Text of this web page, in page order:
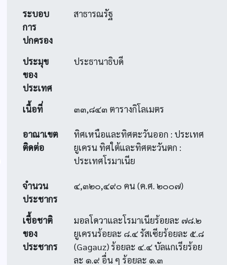
ระบอบ
การ
ปกครอง
สาธารณรัฐ
ประมุข
ของ
ประเทศ
ประธานาธิบดี
เนื้อที่ ๓๓,๘๔๓ ตารางกิโลเมตร
อาณาเขต
ติดต่อ
ทิศเหนือและทิศตะวันออก : ประเทศ
ยูเครน ทิศใต้และทิศตะวันตก :
ประเทศโรมาเนีย
จำนวน
ประชากร
๔,๓๒๐,๔๙๐ คน (ค.ศ. ๒๐๐๗)
เชื้อชาติ
ของ
ประชากร
มอลโดวาและโรมาเนียร้อยละ ๗๘.๒
ยูเครนร้อยละ ๘.๔ รัสเซียร้อยละ ๕.๘
(Gagauz) ร้อยละ ๔.๔ บัลแกเรียร้อย
ละ ๑.๙ อื่น ๆ ร้อยละ ๑.๓